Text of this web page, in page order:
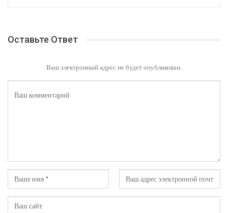
Оставьте Ответ
Ваш электронный адрес не будет опубликован.